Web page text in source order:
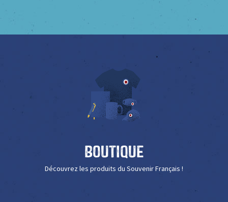
Boutique
Découvrez les produits du Souvenir Français !